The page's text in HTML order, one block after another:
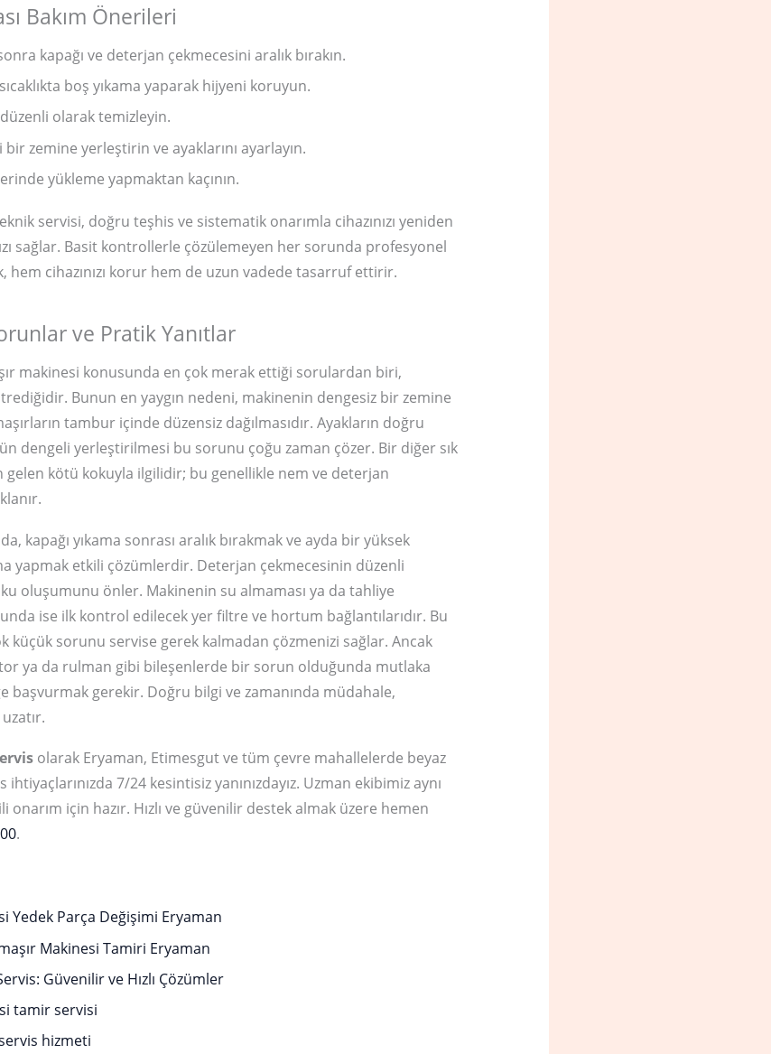
Bakım Önerileri
kapağı ve deterjan çekmecesini aralık bırakın.
boş yıkama yaparak hijyeni koruyun.
olarak temizleyin.
zemine yerleştirin ve ayaklarını ayarlayın.
yükleme yapmaktan kaçının.
servisi, doğru teşhis ve sistematik onarımla cihazınızı yeniden
sağlar. Basit kontrollerle çözülemeyen her sorunda profesyonel
hem cihazınızı korur hem de uzun vadede tasarruf ettirir.
ve Pratik Yanıtlar
makinesi konusunda en çok merak ettiği sorulardan biri,
Bunun en yaygın nedeni, makinenin dengesiz bir zemine
tambur içinde düzensiz dağılmasıdır. Ayakların doğru
dengeli yerleştirilmesi bu sorunu çoğu zaman çözer. Bir diğer sık
gelen kötü kokuyla ilgilidir; bu genellikle nem ve deterjan
kapağı yıkama sonrası aralık bırakmak ve ayda bir yüksek
yapmak etkili çözümlerdir. Deterjan çekmecesinin düzenli
oluşumunu önler. Makinenin su almaması ya da tahliye
ise ilk kontrol edilecek yer filtre ve hortum bağlantılarıdır. Bu
küçük sorunu servise gerek kalmadan çözmenizi sağlar. Ancak
ya da rulman gibi bileşenlerde bir sorun olduğunda mutlaka
başvurmak gerekir. Doğru bilgi ve zamanında müdahale,
olarak Eryaman, Etimesgut ve tüm çevre mahallelerde beyaz
7/24 kesintisiz yanınızdayız. Uzman ekibimiz aynı
onarım için hazır. Hızlı ve güvenilir destek almak üzere hemen
.
Yedek Parça Değişimi Eryaman
Makinesi Tamiri Eryaman
Güvenilir ve Hızlı Çözümler
tamir servisi
hizmeti